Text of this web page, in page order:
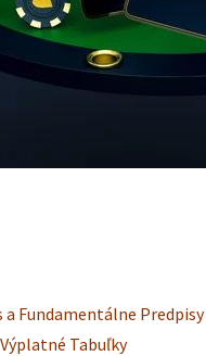
a Fundamentálne Predpisy
Tabuľky